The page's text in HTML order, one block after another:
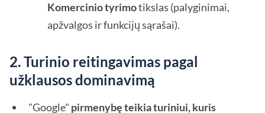
Komercinio tyrimotikslas (palyginimai,
apžvalgos ir funkcijų sąrašai).
2. Turinio reitingavimas pagal
užklausos dominavimą
"Google" pirmenybę teikia turiniui, kuris